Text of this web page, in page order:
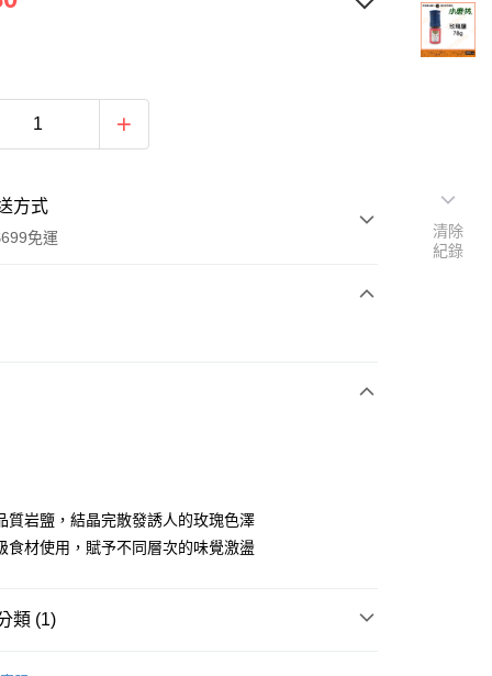
方式
免運
款
取貨
，滿NT$699(含以上)免運費
取貨
勾選)
質岩鹽，結晶完散發誘人的玫瑰色澤
食材使用，賦予不同層次的味覺激盪
類 (1)
清除
紀錄